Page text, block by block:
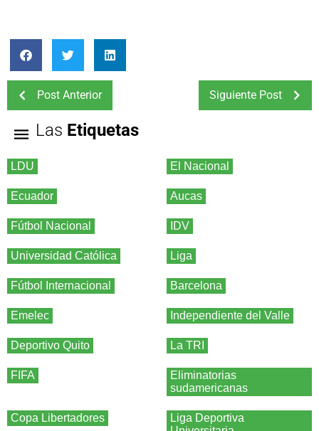
Post Anterior Siguiente Post
Las Etiquetas
LDU El Nacional
Ecuador Aucas
Fútbol Nacional IDV
Universidad Católica Liga
Fútbol Internacional Barcelona
Emelec Independiente del Valle
Deportivo Quito La TRI
FIFA
Eliminatorias
sudamericanas
Copa Libertadores
Liga Deportiva